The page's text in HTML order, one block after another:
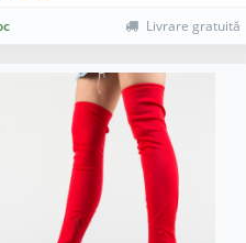
Livrare gratuită